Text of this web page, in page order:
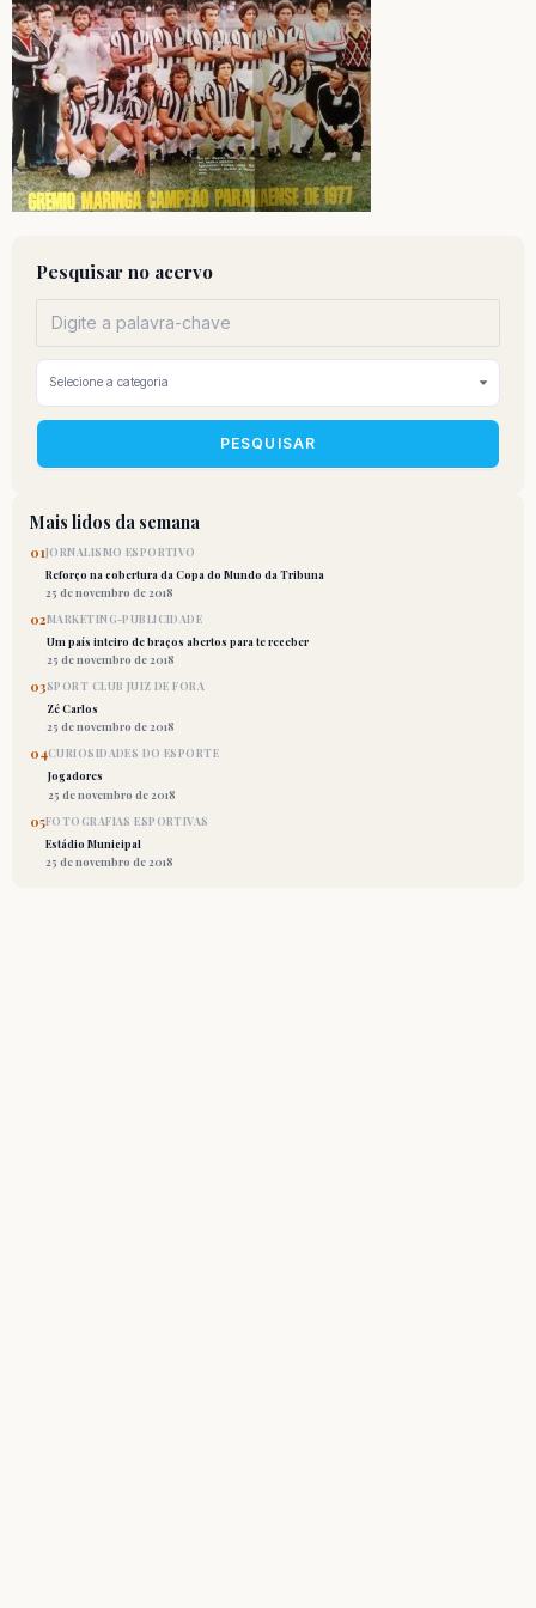
Pesquisar no acervo
PESQUISAR
Mais lidos da semana
01JORNALISMO ESPORTIVO
Reforço na cobertura da Copa do Mundo da Tribuna
25 de novembro de 2018
02MARKETING-PUBLICIDADE
Um país inteiro de braços abertos para te receber
25 de novembro de 2018
03SPORT CLUB JUIZ DE FORA
Zé Carlos
25 de novembro de 2018
04CURIOSIDADES DO ESPORTE
Jogadores
25 de novembro de 2018
05FOTOGRAFIAS ESPORTIVAS
Estádio Municipal
25 de novembro de 2018